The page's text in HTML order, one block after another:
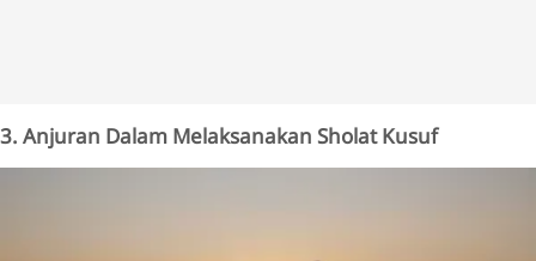
3. Anjuran Dalam Melaksanakan Sholat Kusuf